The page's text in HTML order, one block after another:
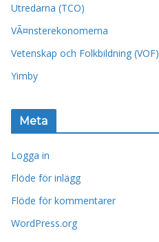
Utredarna (TCO)
VÃ¤nsterekonomerna
Vetenskap och Folkbildning (VOF)
Yimby
Meta
Logga in
Flöde för inlägg
Flöde för kommentarer
WordPress.org